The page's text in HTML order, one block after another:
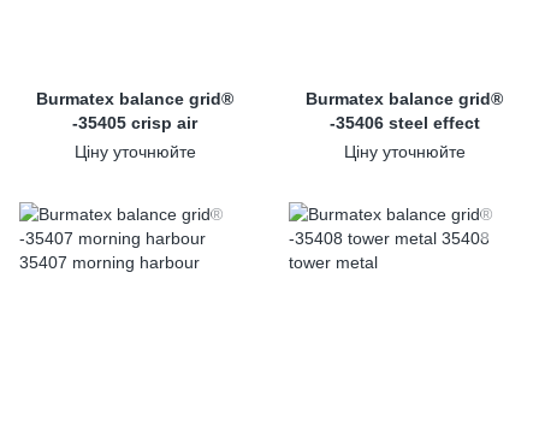
Burmatex balance grid®
-35405 crisp air
Ціну уточнюйте
Burmatex balance grid®
-35406 steel effect
Ціну уточнюйте